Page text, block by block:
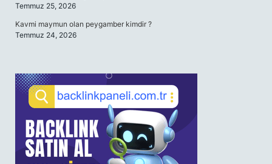
Temmuz 25, 2026
Kavmi maymun olan peygamber kimdir ?
Temmuz 24, 2026